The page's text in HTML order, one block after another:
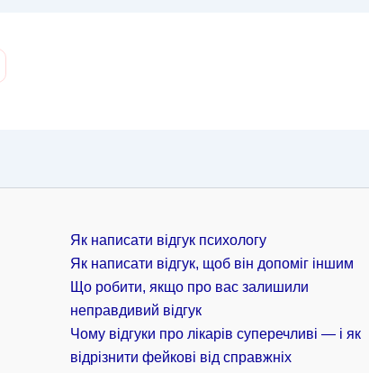
Як написати відгук психологу
Як написати відгук, щоб він допоміг іншим
Що робити, якщо про вас залишили
неправдивий відгук
Чому відгуки про лікарів суперечливі — і як
відрізнити фейкові від справжніх